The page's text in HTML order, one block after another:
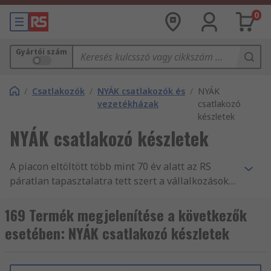
0
Gyártói szám
/ Csatlakozók / NYÁK csatlakozók és
vezetékházak
/ NYÁK
csatlakozó
készletek
NYÁK csatlakozó készletek
A piacon eltöltött több mint 70 év alatt az RS
páratlan tapasztalatra tett szert a vállalkozások
tartozékellátásában, mint Csatlakozók
forgalmazásában. Világszerte támogatjuk a
mérnököket NYÁK csatlakozó készletek és más
ország vásárlói számára, akik mind tudják, hogy
169 Termék megjelenítése a következők
esetében: NYÁK csatlakozó készletek